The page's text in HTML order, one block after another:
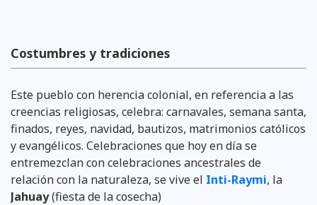
Costumbres y tradiciones
Este pueblo con herencia colonial, en referencia a las
creencias religiosas, celebra: carnavales, semana santa,
finados, reyes, navidad, bautizos, matrimonios católicos
y evangélicos. Celebraciones que hoy en día se
entremezclan con celebraciones ancestrales de
relación con la naturaleza, se vive el Inti-Raymi, la
Jahuay(fiesta de la cosecha)